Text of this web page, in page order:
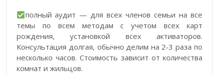
полный аудит — для всех членов семьи на все
темы по всем методам с учетом всех карт
рождения, установкой всех активаторов.
Консультация долгая, обычно делим на 2-3 раза по
несколько часов. Стоимость зависит от количества
комнат и жильцов.